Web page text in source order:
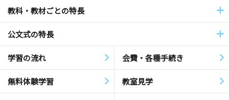
教科・教材ごとの特長
公文式の特長
学習の流れ 会費・各種手続き
無料体験学習 教室見学